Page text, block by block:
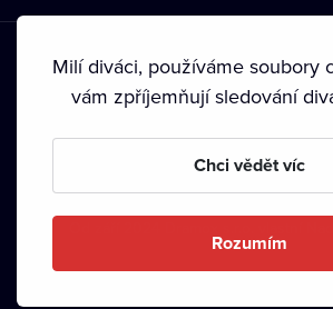
Podmínky používání • Ochrana soukromí •
• Autorská práva•
Milí diváci, používáme soubory
vám zpříjemňují sledování
Chci vědět víc
Rozumím